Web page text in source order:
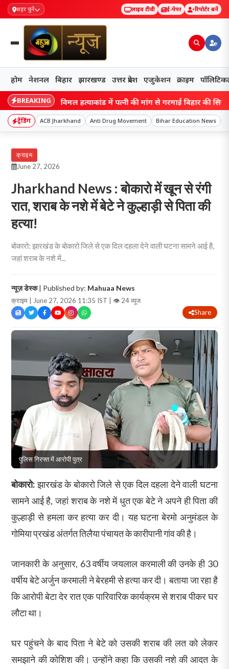
शहर चुनें लाइव टीवी ई-पेपर रिपोर्टर बनें
होम नेशनल बिहार झारखण्ड उत्तर प्रदेश एजुकेशन क्राइम
BREAKING
EO विमल हत्याकांड में पत्नी की मांग से गरमाई बिहार की सियासत!
ट्रेंडिंग ACB Jharkhand Anti Drug Movement Bihar Education News
क्राइम
June 27, 2026
Jharkhand News : बोकारो में खून से रंगी
रात, शराब के नशे में बेटे ने कुल्हाड़ी से पिता की
हत्या!
बोकारो: झारखंड के बोकारो जिले से एक दिल दहला देने वाली घटना सामने आई है,
जहां शराब के नशे में...
न्यूज़ डेस्क| Published by: Mahuaa News
क्राइम | June 27, 2026 11:35 IST | 👁 24 व्यूज
Share
पुलिस गिरफ्त में आरोपी पुत्र
बोकारो:झारखंड के बोकारो जिले से एक दिल दहला देने वाली घटना
सामने आई है, जहां शराब के नशे में धुत एक बेटे ने अपने ही पिता की
कुल्हाड़ी से हमला कर हत्या कर दी। यह घटना बेरमो अनुमंडल के
गोमिया प्रखंड अंतर्गत तिलैया पंचायत के कारीपानी गांव की है।
जानकारी के अनुसार, 63 वर्षीय जयलाल करमाली की उनके ही 30
वर्षीय बेटे अर्जुन करमाली ने बेरहमी से हत्या कर दी। बताया जा रहा है
कि आरोपी बेटा देर रात एक पारिवारिक कार्यक्रम से शराब पीकर घर
लौटा था।
घर पहुंचने के बाद पिता ने बेटे को उसकी शराब की लत को लेकर
समझाने की कोशिश की। उन्होंने कहा कि उसकी नशे की आदत के